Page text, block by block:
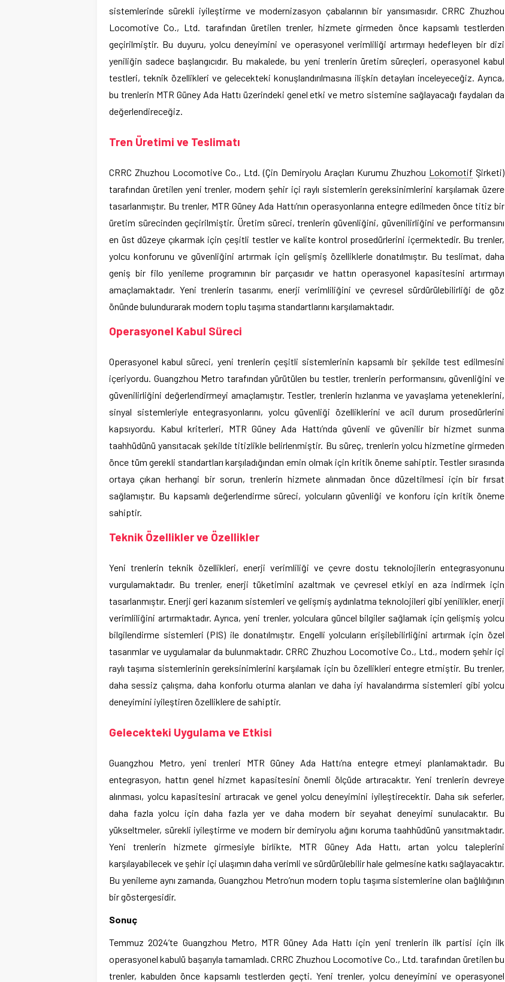
sistemlerinde sürekli iyileştirme ve modernizasyon çabalarının bir yansımasıdır. CRRC Zhuzhou
Locomotive Co., Ltd. tarafından üretilen trenler, hizmete girmeden önce kapsamlı testlerden
geçirilmiştir. Bu duyuru, yolcu deneyimini ve operasyonel verimliliği artırmayı hedefleyen bir dizi
yeniliğin sadece başlangıcıdır. Bu makalede, bu yeni trenlerin üretim süreçleri, operasyonel kabul
testleri, teknik özellikleri ve gelecekteki konuşlandırılmasına ilişkin detayları inceleyeceğiz. Ayrıca,
bu trenlerin MTR Güney Ada Hattı üzerindeki genel etki ve metro sistemine sağlayacağı faydaları da
değerlendireceğiz.
Tren Üretimi ve Teslimatı
CRRC Zhuzhou Locomotive Co., Ltd. (Çin Demiryolu Araçları Kurumu Zhuzhou Lokomotif Şirketi)
tarafından üretilen yeni trenler, modern şehir içi raylı sistemlerin gereksinimlerini karşılamak üzere
tasarlanmıştır. Bu trenler, MTR Güney Ada Hattı’nın operasyonlarına entegre edilmeden önce titiz bir
üretim sürecinden geçirilmiştir. Üretim süreci, trenlerin güvenliğini, güvenilirliğini ve performansını
en üst düzeye çıkarmak için çeşitli testler ve kalite kontrol prosedürlerini içermektedir. Bu trenler,
yolcu konforunu ve güvenliğini artırmak için gelişmiş özelliklerle donatılmıştır. Bu teslimat, daha
geniş bir filo yenileme programının bir parçasıdır ve hattın operasyonel kapasitesini artırmayı
amaçlamaktadır. Yeni trenlerin tasarımı, enerji verimliliğini ve çevresel sürdürülebilirliği de göz
önünde bulundurarak modern toplu taşıma standartlarını karşılamaktadır.
Operasyonel Kabul Süreci
Operasyonel kabul süreci, yeni trenlerin çeşitli sistemlerinin kapsamlı bir şekilde test edilmesini
içeriyordu. Guangzhou Metro tarafından yürütülen bu testler, trenlerin performansını, güvenliğini ve
güvenilirliğini değerlendirmeyi amaçlamıştır. Testler, trenlerin hızlanma ve yavaşlama yeteneklerini,
sinyal sistemleriyle entegrasyonlarını, yolcu güvenliği özelliklerini ve acil durum prosedürlerini
kapsıyordu. Kabul kriterleri, MTR Güney Ada Hattı’nda güvenli ve güvenilir bir hizmet sunma
taahhüdünü yansıtacak şekilde titizlikle belirlenmiştir. Bu süreç, trenlerin yolcu hizmetine girmeden
önce tüm gerekli standartları karşıladığından emin olmak için kritik öneme sahiptir. Testler sırasında
ortaya çıkan herhangi bir sorun, trenlerin hizmete alınmadan önce düzeltilmesi için bir fırsat
sağlamıştır. Bu kapsamlı değerlendirme süreci, yolcuların güvenliği ve konforu için kritik öneme
sahiptir.
Teknik Özellikler ve Özellikler
Yeni trenlerin teknik özellikleri, enerji verimliliği ve çevre dostu teknolojilerin entegrasyonunu
vurgulamaktadır. Bu trenler, enerji tüketimini azaltmak ve çevresel etkiyi en aza indirmek için
tasarlanmıştır. Enerji geri kazanım sistemleri ve gelişmiş aydınlatma teknolojileri gibi yenilikler, enerji
verimliliğini artırmaktadır. Ayrıca, yeni trenler, yolculara güncel bilgiler sağlamak için gelişmiş yolcu
bilgilendirme sistemleri (PIS) ile donatılmıştır. Engelli yolcuların erişilebilirliğini artırmak için özel
tasarımlar ve uygulamalar da bulunmaktadır. CRRC Zhuzhou Locomotive Co., Ltd., modern şehir içi
raylı taşıma sistemlerinin gereksinimlerini karşılamak için bu özellikleri entegre etmiştir. Bu trenler,
daha sessiz çalışma, daha konforlu oturma alanları ve daha iyi havalandırma sistemleri gibi yolcu
deneyimini iyileştiren özelliklere de sahiptir.
Gelecekteki Uygulama ve Etkisi
Guangzhou Metro, yeni trenleri MTR Güney Ada Hattı’na entegre etmeyi planlamaktadır. Bu
entegrasyon, hattın genel hizmet kapasitesini önemli ölçüde artıracaktır. Yeni trenlerin devreye
alınması, yolcu kapasitesini artıracak ve genel yolcu deneyimini iyileştirecektir. Daha sık seferler,
daha fazla yolcu için daha fazla yer ve daha modern bir seyahat deneyimi sunulacaktır. Bu
yükseltmeler, sürekli iyileştirme ve modern bir demiryolu ağını koruma taahhüdünü yansıtmaktadır.
Yeni trenlerin hizmete girmesiyle birlikte, MTR Güney Ada Hattı, artan yolcu taleplerini
karşılayabilecek ve şehir içi ulaşımın daha verimli ve sürdürülebilir hale gelmesine katkı sağlayacaktır.
Bu yenileme aynı zamanda, Guangzhou Metro’nun modern toplu taşıma sistemlerine olan bağlılığının
bir göstergesidir.
Sonuç
Temmuz 2024’te Guangzhou Metro, MTR Güney Ada Hattı için yeni trenlerin ilk partisi için ilk
operasyonel kabulü başarıyla tamamladı. CRRC Zhuzhou Locomotive Co., Ltd. tarafından üretilen bu
trenler, kabulden önce kapsamlı testlerden geçti. Yeni trenler, yolcu deneyimini ve operasyonel